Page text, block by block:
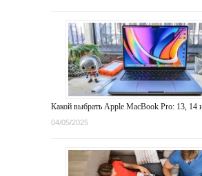
Какой выбрать Apple MacBook Pro: 13, 14
04/05/2025